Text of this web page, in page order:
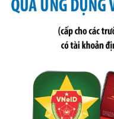
Số kí hiệu:291/2026/
Tên: Nghị định số 291/
đổi, bổ sung một số
ngày 19 tháng 10 năm
phạt vi phạm hành
sung bởi Nghị định số
Ngày ban hành: 20/07/
Số kí hiệu:2303/QĐ-
Tên: Quyết định công